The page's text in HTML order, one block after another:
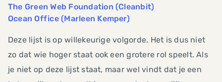
The Green Web Foundation (Cleanbit)
Ocean Office (Marleen Kemper)
Deze lijst is op willekeurige volgorde. Het is dus niet
zo dat wie hoger staat ook een grotere rol speelt. Als
je niet op deze lijst staat, maar wel vindt dat je een